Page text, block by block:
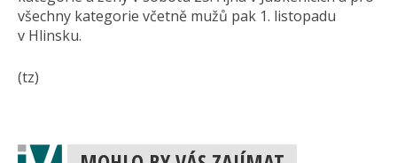
všechny kategorie včetně mužů pak 1. listopadu
v Hlinsku.
(tz)